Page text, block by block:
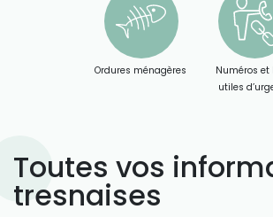
Ordures ménagères
Numéros et
utiles
Toutes vos
tresnaises